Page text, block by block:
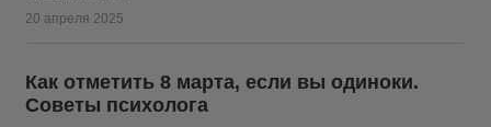
20 апреля 2025
Как отметить 8 марта, если вы одиноки.
Советы психолога